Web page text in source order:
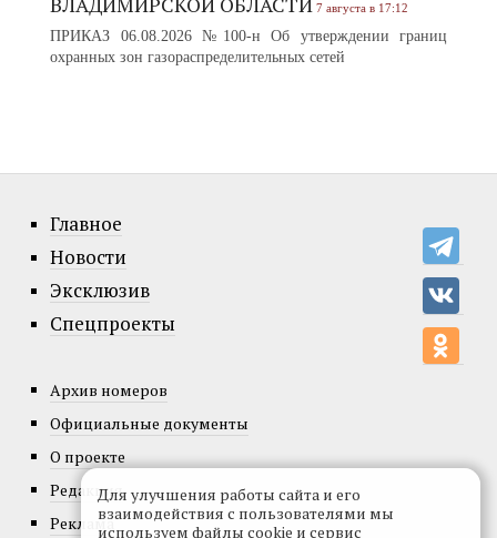
7 августа в 17:12
ПРИКАЗ 06.08.2026 №100-н Об утверждении границ
охранных зон газораспределительных сетей
Главное
Новости
Эксклюзив
Спецпроекты
Архив номеров
Официальные документы
О проекте
Редакция
Реклама
Для улучшения работы сайта и его
взаимодействия с пользователями мы
используем файлы cookie и сервис